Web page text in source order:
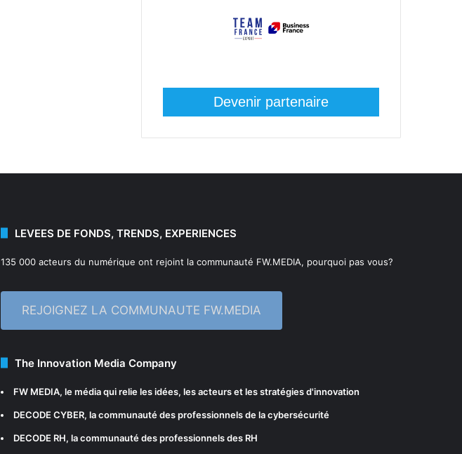
Devenir partenaire
LEVEES DE FONDS, TRENDS, EXPERIENCES
135 000 acteurs du numérique ont rejoint la communauté FW.MEDIA, pourquoi pas vous?
REJOIGNEZ LA COMMUNAUTE FW.MEDIA
The Innovation Media Company
FW MEDIA, le média qui relie les idées, les acteurs et les stratégies d'innovation
DECODE CYBER, la communauté des professionnels de la cybersécurité
DECODE RH, la communauté des professionnels des RH